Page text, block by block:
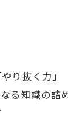
り抜く力
知識の詰